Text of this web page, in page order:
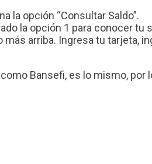
la opción “Consultar Saldo”.
la opción 1 para conocer tu
arriba. Ingresa tu tarjeta,
Bansefi, es lo mismo, por